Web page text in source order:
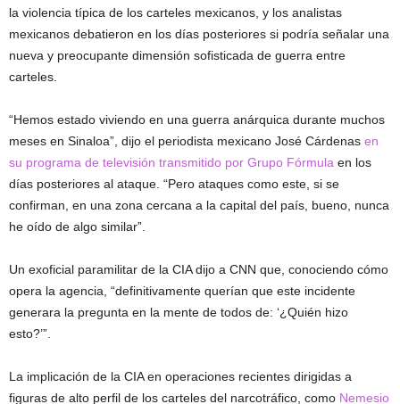
la violencia típica de los carteles mexicanos, y los analistas
mexicanos debatieron en los días posteriores si podría señalar una
nueva y preocupante dimensión sofisticada de guerra entre
carteles.
“Hemos estado viviendo en una guerra anárquica durante muchos
meses en Sinaloa”, dijo el periodista mexicano José Cárdenas en
su programa de televisión transmitido por Grupo Fórmula en los
días posteriores al ataque. “Pero ataques como este, si se
confirman, en una zona cercana a la capital del país, bueno, nunca
he oído de algo similar”.
Un exoficial paramilitar de la CIA dijo a CNN que, conociendo cómo
opera la agencia, “definitivamente querían que este incidente
generara la pregunta en la mente de todos de: ‘¿Quién hizo
esto?’”.
La implicación de la CIA en operaciones recientes dirigidas a
figuras de alto perfil de los carteles del narcotráfico, como Nemesio